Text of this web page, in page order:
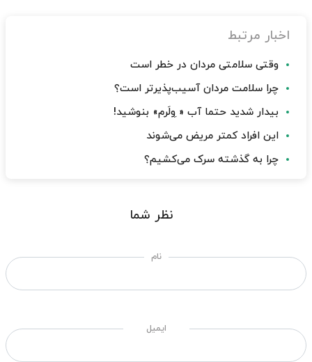
اخبار مرتبط
وقتی سلامتی مردان در خطر است
چرا سلامت مردان آسیب‌پذیرتر است؟
بیدار شدید حتما آب « ِولَرم» بنوشید!
این افراد کمتر مریض می‌شوند
چرا به گذشته سرک می‌کشیم؟
نظر شما
نام
ایمیل